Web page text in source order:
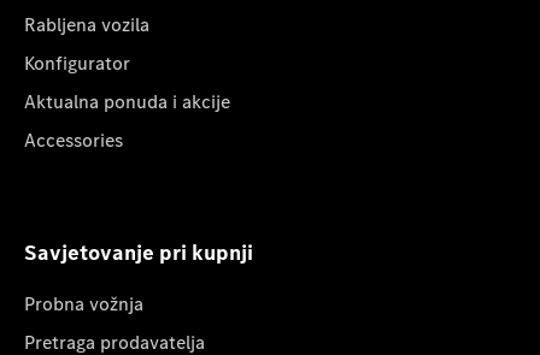
Rabljena vozila
Konfigurator
Aktualna ponuda i akcije
Accessories
Savjetovanje pri kupnji
Probna vožnja
Pretraga prodavatelja